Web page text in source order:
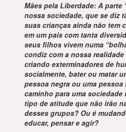
Mães pela Liberdade: A parte
nossa sociedade, que se diz
suas crianças ainda não tem
em um país com tanta
seus filhos vivem numa
condiz com a nossa
criando exterminadores de
socialmente, bater ou matar
pessoa negra ou uma pessoa
caminho para uma sociedade
tipo de atitude que não irão
desses grupos? Ou é
educar, pensar e agir?